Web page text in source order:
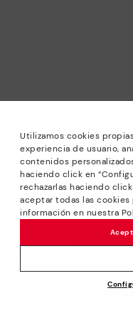
Utilizamos cookies
experiencia de usuario,
contenidos
haciendo click en
rechazarlas haciendo
aceptar todas las cookies
información en nuestra
ACRESCENTAR
*Saldos: Descontos de
Promoção não
especiais. Até às
online
*Até -50% Descontos
acumulável com
Válido na loja online
(Bruxelas, Copenhaga,